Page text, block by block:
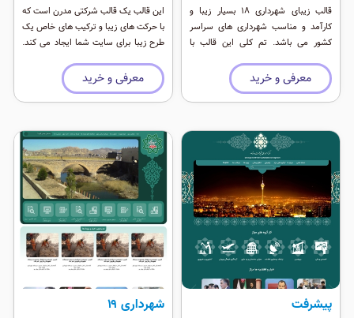
قالب زیبای شهرداری ۱۸ بسیار زیبا و
کارآمد و مناسب شهرداری های سراسر
کشور می باشد. تم کلی این قالب با
۵ می باشد ٬ همچنین این نسخه از وب
اپ پشتیبانی کامل می کند و بر روی
گوشی های اندروید و آيفون بصورت Add
معرفی و خرید
این قالب یک قالب شرکتی مدرن است که
با حرکت های زیبا و ترکیب های خاص یک
طرح زیبا برای سایت شما ایجاد می کند.
بر روی وردپرس نسخه اخر و جوملا قابل
ارایه می باشد.
معرفی و خرید
پیشرفت شهرداری ‍۱۹